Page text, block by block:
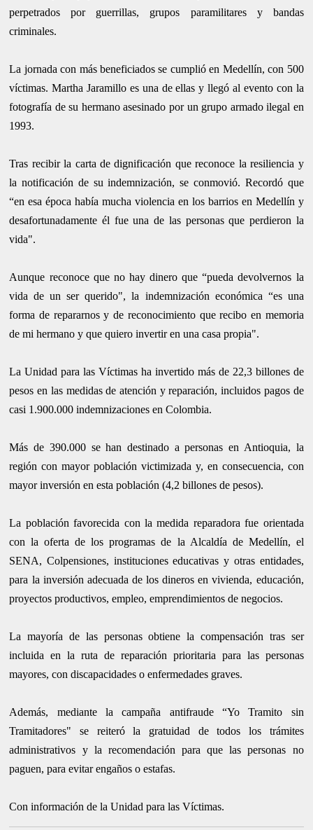
perpetrados por guerrillas, grupos paramilitares y bandas
criminales.
La jornada con más beneficiados se cumplió en Medellín, con 500
víctimas. Martha Jaramillo es una de ellas y llegó al evento con la
fotografía de su hermano asesinado por un grupo armado ilegal en
1993.
Tras recibir la carta de dignificación que reconoce la resiliencia y
la notificación de su indemnización, se conmovió. Recordó que
“en esa época había mucha violencia en los barrios en Medellín y
desafortunadamente él fue una de las personas que perdieron la
vida".
Aunque reconoce que no hay dinero que “pueda devolvernos la
vida de un ser querido", la indemnización económica “es una
forma de repararnos y de reconocimiento que recibo en memoria
de mi hermano y que quiero invertir en una casa propia".
La Unidad para las Víctimas ha invertido más de 22,3 billones de
pesos en las medidas de atención y reparación, incluidos pagos de
casi 1.900.000 indemnizaciones en Colombia.
Más de 390.000 se han destinado a personas en Antioquia, la
región con mayor población victimizada y, en consecuencia, con
mayor inversión en esta población (4,2 billones de pesos).
La población favorecida con la medida reparadora fue orientada
con la oferta de los programas de la Alcaldía de Medellín, el
SENA, Colpensiones, instituciones educativas y otras entidades,
para la inversión adecuada de los dineros en vivienda, educación,
proyectos productivos, empleo, emprendimientos de negocios.
La mayoría de las personas obtiene la compensación tras ser
incluida en la ruta de reparación prioritaria para las personas
mayores, con discapacidades o enfermedades graves.
Además, mediante la campaña antifraude “Yo Tramito sin
Tramitadores" se reiteró la gratuidad de todos los trámites
administrativos y la recomendación para que las personas no
paguen, para evitar engaños o estafas.
Con información de la Unidad para las Víctimas.